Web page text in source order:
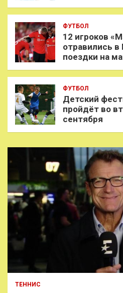
ФУТБОЛ
12 игроков
отравились
поездки на
ФУТБОЛ
Детский
пройдёт во
сентября
ТЕННИС